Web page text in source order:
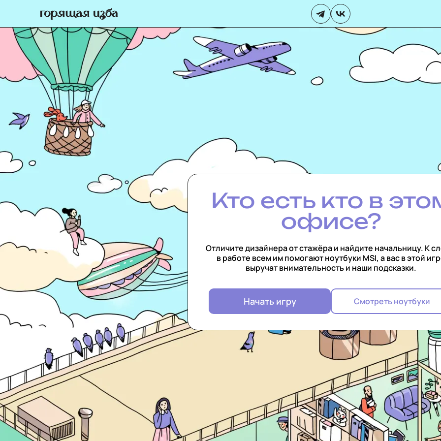
Кто есть кто в
офисе?
Отличите дизайнера от стажёра и найдите начальницу. К
в работе всем им помогают ноутбуки MSI, а вас в этой
выручат внимательность и наши подсказки.
Начать игру Смотреть ноутбуки